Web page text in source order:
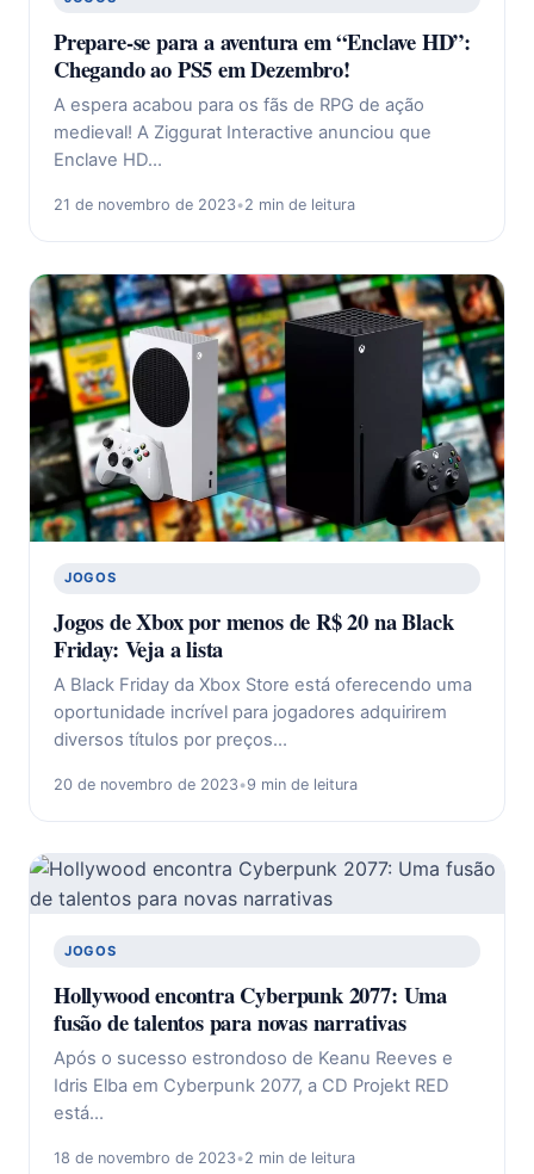
Prepare-se para a aventura em “Enclave HD”:
Chegando ao PS5 em Dezembro!
A espera acabou para os fãs de RPG de ação
medieval! A Ziggurat Interactive anunciou que
Enclave HD…
21 de novembro de 2023•2 min de leitura
JOGOS
Jogos de Xbox por menos de R$ 20 na Black
Friday: Veja a lista
A Black Friday da Xbox Store está oferecendo uma
oportunidade incrível para jogadores adquirirem
diversos títulos por preços…
20 de novembro de 2023•9 min de leitura
JOGOS
Hollywood encontra Cyberpunk 2077: Uma
fusão de talentos para novas narrativas
Após o sucesso estrondoso de Keanu Reeves e
Idris Elba em Cyberpunk 2077, a CD Projekt RED
está…
18 de novembro de 2023•2 min de leitura